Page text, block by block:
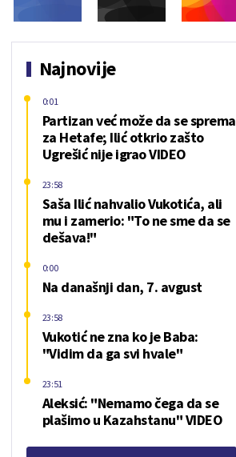
Najnovije
Partizan već može da se sprema
za Hetafe; Ilić otkrio zašto
Ugrešić nije igrao VIDEO
0:01
Saša Ilić nahvalio Vukotića, ali
mu i zamerio: "To ne sme da se
dešava!"
23:58
Na današnji dan, 7. avgust
0:00
Vukotić ne zna ko je Baba:
"Vidim da ga svi hvale"
23:58
Aleksić: "Nemamo čega da se
plašimo u Kazahstanu" VIDEO
23:51